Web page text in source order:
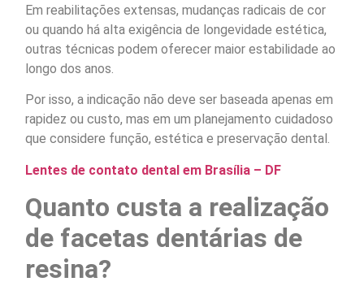
Em reabilitações extensas, mudanças radicais de cor
ou quando há alta exigência de longevidade estética,
outras técnicas podem oferecer maior estabilidade ao
longo dos anos.
Por isso, a indicação não deve ser baseada apenas em
rapidez ou custo, mas em um planejamento cuidadoso
que considere função, estética e preservação dental.
Lentes de contato dental em Brasília – DF
Quanto custa a realização
de facetas dentárias de
resina?